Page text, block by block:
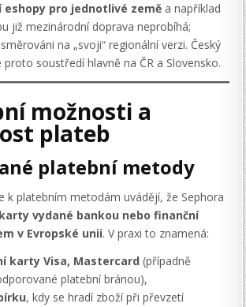
eshopy pro jednotlivé země a například
již mezinárodní doprava neprobíhá;
na „svoji“ regionální verzi. Český
proto soustředí hlavně na ČR a Slovensko.
možnosti a
plateb
platební metody
k platebním metodám uvádějí, že Sephora
vydané bankou nebo finanční
v Evropské unii. V praxi to znamená:
karty Visa, Mastercard (případně
platební bránou),
, kdy se hradí zboží při převzetí